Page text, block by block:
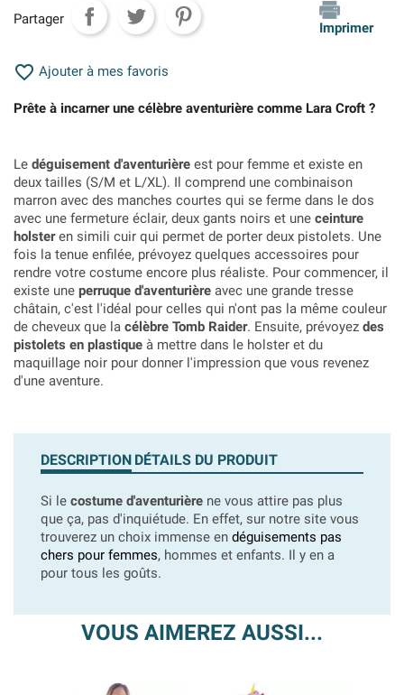
Partager
Imprimer
 Ajouter à mes favoris
Prête à incarner une célèbre aventurière comme Lara Croft ?
Le déguisement d'aventurière est pour femme et existe en
deux tailles (S/M et L/XL). Il comprend une combinaison
marron avec des manches courtes qui se ferme dans le dos
avec une fermeture éclair, deux gants noirs et une ceinture
holsteren simili cuir qui permet de porter deux pistolets. Une
fois la tenue enfilée, prévoyez quelques accessoires pour
rendre votre costume encore plus réaliste. Pour commencer, il
existe une perruque d'aventurière avec une grande tresse
châtain, c'est l'idéal pour celles qui n'ont pas la même couleur
de cheveux que la célèbre Tomb Raider. Ensuite, prévoyez des
pistolets en plastique à mettre dans le holster et du
maquillage noir pour donner l'impression que vous revenez
d'une aventure.
DESCRIPTION DÉTAILS DU PRODUIT
Si le costume d'aventurière ne vous attire pas plus
que ça, pas d'inquiétude. En effet, sur notre site vous
trouverez un choix immense en déguisements pas
chers pour femmes, hommes et enfants. Il y en a
pour tous les goûts.
VOUS AIMEREZ AUSSI...